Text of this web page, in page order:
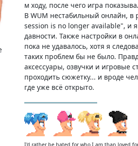
м ходу, после чего игра
В WUM нестабильный онлайн, в
session is no longer available", и
давности. Также настройки в
пока не удавалось, хотя я
таких проблем бы не было.
аксессуары, озвучки и игровые
проходить сюжетку... и вроде
где уже всё открыто.
I'd rather be hated for who I am than loved